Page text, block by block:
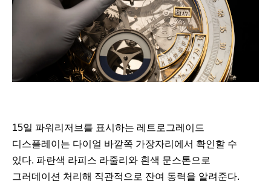
15일 파워리저브를 표시하는 레트로그레이드
디스플레이는 다이얼 바깥쪽 가장자리에서 확인할 수
있다. 파란색 라피스 라줄리와 흰색 문스톤으로
그러데이션 처리해 직관적으로 잔여 동력을 알려준다.